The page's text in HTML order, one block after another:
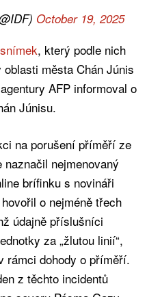
October 19, 2025
snímek, který podle nich
města Chán Júnis
AFP informoval o
Júnisu.
na porušení příměří ze
nejmenovaný
brífinku s novináři
o nejméně třech
údajně příslušníci
za „žlutou linií“,
rámci dohody o příměří.
z těchto incidentů